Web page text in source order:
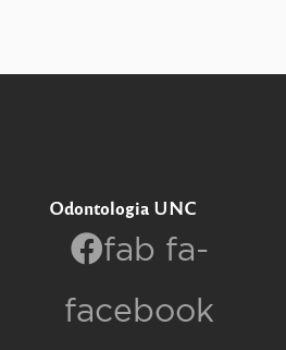
Odontologia UNC
fab fa-
facebook